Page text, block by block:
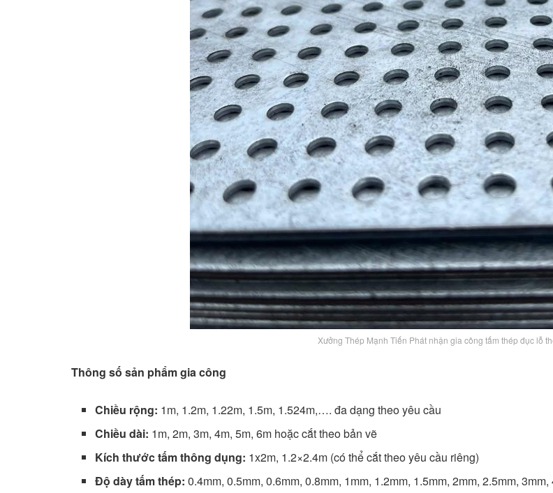
Xưởng Thép Mạnh Tiến Phát nhận gia công tấm thép đục lỗ
Thông số sản phẩm gia công
Chiều rộng: 1m, 1.2m, 1.22m, 1.5m, 1.524m,…. đa dạng theo yêu cầu
Chiều dài: 1m, 2m, 3m, 4m, 5m, 6m hoặc cắt theo bản vẽ
Kích thước tấm thông dụng: 1x2m, 1.2×2.4m (có thể cắt theo yêu cầu riêng)
Độ dày tấm thép:0.4mm, 0.5mm, 0.6mm, 0.8mm, 1mm, 1.2mm, 1.5mm, 2mm, 2.5mm,